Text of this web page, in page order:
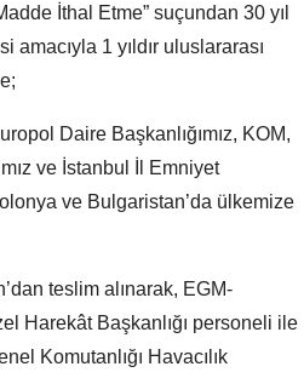
İthal Etme” suçundan 30 yıl
amacıyla 1 yıldır uluslararası
Daire Başkanlığımız, KOM,
ve İstanbul İl Emniyet
ve Bulgaristan’da ülkemize
teslim alınarak, EGM-
Harekât Başkanlığı personeli ile
Komutanlığı Havacılık